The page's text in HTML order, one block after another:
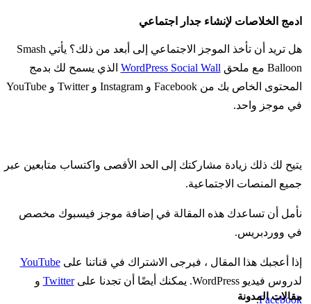
ادمج الخلاصات لإنشاء جدار اجتماعي
هل تريد أن تأخذ الموجز الاجتماعي إلى أبعد من ذلك؟ يأتي Smash
Balloon مع ملحق
WordPress Social Wall الذي يسمح لك بدمج
المحتوى الخاص بك من Facebook و Instagram و Twitter و YouTube
في موجز واحد.
يتيح لك ذلك زيادة مشاركتك إلى الحد الأقصى واكتساب متابعين عبر
جميع المنصات الاجتماعية.
نأمل أن تساعدك هذه المقالة في إضافة موجز فيسبوك مخصص
في ووردبريس.
إذا أعجبك هذا المقال ، فيرجى الاشتراك في قناتنا علىYouTube
لدروس فيديو WordPress. يمكنك أيضًا أن تجدنا على
Twitter و
Facebook
.
مقالات المدونة